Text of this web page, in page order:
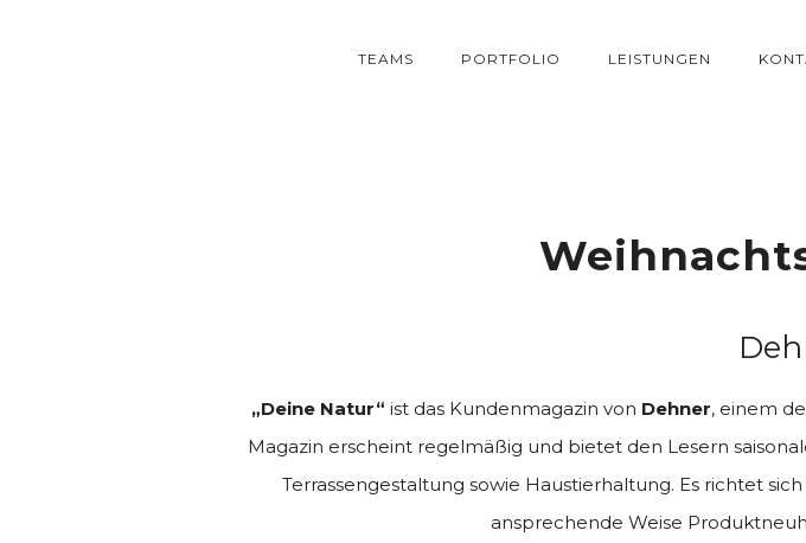
TEAMS PORTFOLIO LEISTUNGEN
„Deine Natur“ ist das Kundenmagazin von Dehner, einem
Magazin erscheint regelmäßig und bietet den Lesern
Terrassengestaltung sowie Haustierhaltung. Es richtet
ansprechende Weise